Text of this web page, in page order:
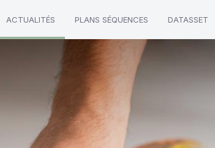
ACTUALITÉS PLANS SÉQUENCES DATASSET